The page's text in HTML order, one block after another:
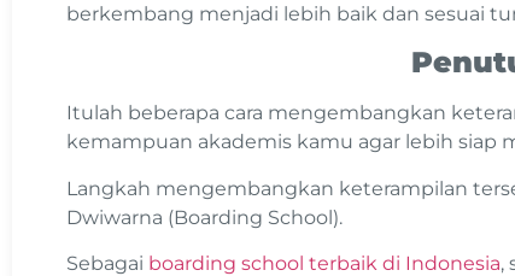
berkembang menjadi lebih baik dan sesuai
Itulah beberapa cara mengembangkan
kemampuan akademis kamu agar lebih siap
Langkah mengembangkan keterampilan
Dwiwarna (Boarding School).
Sebagai boarding school terbaik di Indonesia,